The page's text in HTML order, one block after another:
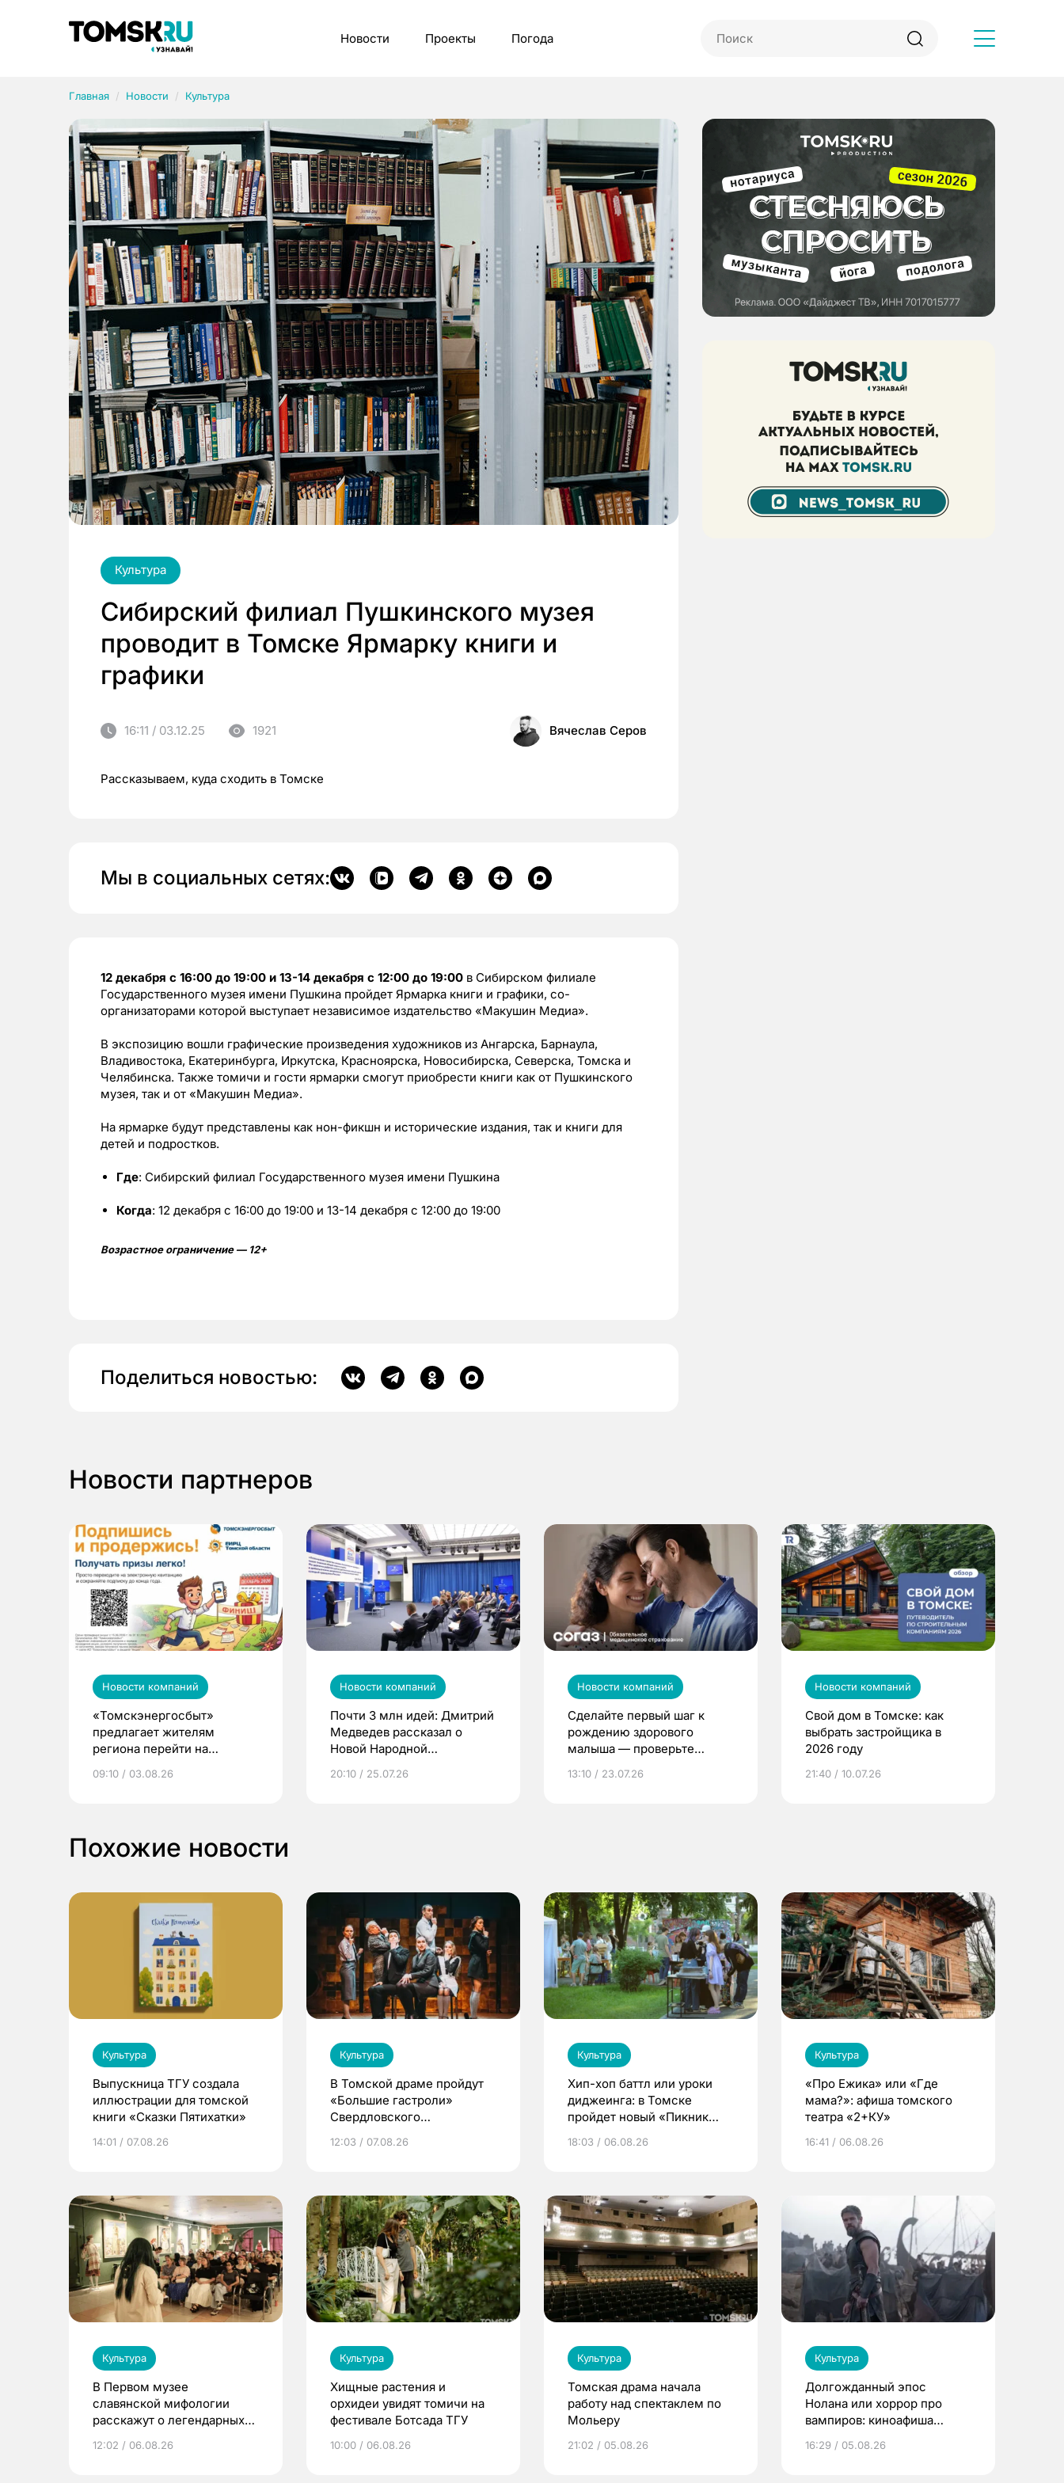
Новости Проекты Погода
Главная Новости Культура
Культура
Сибирский филиал Пушкинского музея
проводит в Томске Ярмарку книги и
графики
16:11 / 03.12.25 1921 Вячеслав Серов
Рассказываем, куда сходить в Томске
Мы в социальных сетях:
12 декабря с 16:00 до 19:00 и 13-14 декабря с 12:00 до 19:00 в Сибирском филиале
Государственного музея имени Пушкина пройдет Ярмарка книги и графики, со-
организаторами которой выступает независимое издательство «Макушин Медиа».
В экспозицию вошли графические произведения художников из Ангарска, Барнаула,
Владивостока, Екатеринбурга, Иркутска, Красноярска, Новосибирска, Северска, Томска и
Челябинска. Также томичи и гости ярмарки смогут приобрести книги как от Пушкинского
музея, так и от «Макушин Медиа».
На ярмарке будут представлены как нон-фикшн и исторические издания, так и книги для
детей и подростков.
Где: Сибирский филиал Государственного музея имени Пушкина
Когда: 12 декабря с 16:00 до 19:00 и 13-14 декабря с 12:00 до 19:00
Возрастное ограничение — 12+
Поделиться новостью:
Новости партнеров
Новости компаний
«Томскэнергосбыт»
предлагает жителям
региона перейти на
выиграть призы
09:10 / 03.08.26
Новости компаний
Почти 3 млн идей: Дмитрий
Медведев рассказал о
Новой Народной
20:10 / 25.07.26
Новости компаний
Сделайте первый шаг к
рождению здорового
малыша — проверьте
по ОМС!
13:10 / 23.07.26
Новости компаний
Свой дом в Томске: как
выбрать застройщика в
2026 году
21:40 / 10.07.26
Похожие новости
Культура
Выпускница ТГУ создала
иллюстрации для томской
книги «Сказки Пятихатки»
14:01 / 07.08.26
Культура
В Томской драме пройдут
«Большие гастроли»
Свердловского
драмы
12:03 / 07.08.26
Культура
Хип-хоп баттл или уроки
диджеинга: в Томске
пройдет новый «Пикник
18:03 / 06.08.26
Культура
«Про Ежика» или «Где
мама?»: афиша томского
театра «2+КУ»
16:41 / 06.08.26
Культура
В Первом музее
славянской мифологии
расскажут о легендарных
12:02 / 06.08.26
Культура
Хищные растения и
орхидеи увидят томичи на
фестивале Ботсада ТГУ
10:00 / 06.08.26
Культура
Томская драма начала
работу над спектаклем по
Мольеру
21:02 / 05.08.26
Культура
Долгожданный эпос
Нолана или хоррор про
вампиров: киноафиша
16:29 / 05.08.26
Рубрики